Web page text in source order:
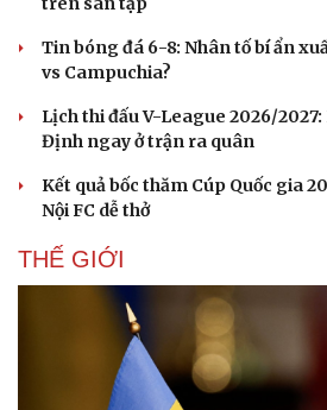
Tin bóng đá 6-8: Nhân tố bí ẩn
vs Campuchia?
Lịch thi đấu V-League 2026/
Định ngay ở trận ra quân
Kết quả bốc thăm Cúp Quốc gia
Nội FC dễ thở
THẾ GIỚI